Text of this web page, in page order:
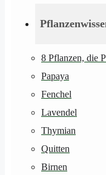
8 Pflanzen, die
Papaya
Fenchel
Lavendel
Thymian
Quitten
Birnen